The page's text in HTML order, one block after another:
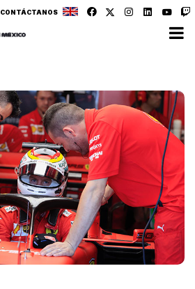
CONTÁCTANOS